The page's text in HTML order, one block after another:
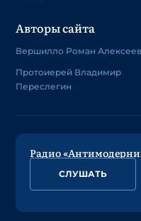
Авторы сайта
Вершилло Роман
Протоиерей Владимир
Переслегин
Радио
СЛУШАТЬ